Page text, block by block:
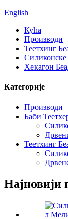
English
Кућа
Производи
Теетхинг
Силиконске
Хекагон
Категорије
Производи
Баби
Теетхинг
Најновији